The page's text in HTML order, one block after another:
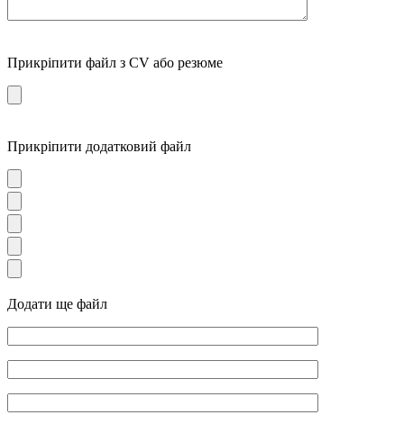
Прикріпити файл з CV або резюме
Прикріпити додатковий файл
Додати ще файл